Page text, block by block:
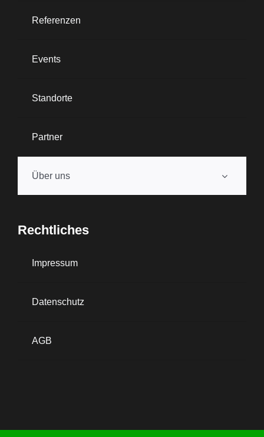
Referenzen
Events
Standorte
Partner
Über uns
Rechtliches
Impressum
Datenschutz
AGB